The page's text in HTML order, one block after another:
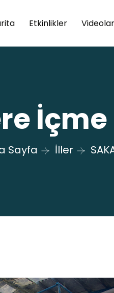
Etkinlikler Videolar
Sayfa İller